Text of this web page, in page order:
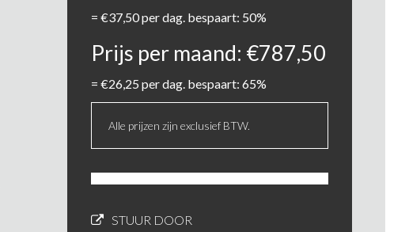
= €37,50per dag. bespaart: 50%
Prijs per maand: €787,50
= €26,25 per dag. bespaart: 65%
Alle prijzen zijn exclusief BTW.
STUUR DOOR